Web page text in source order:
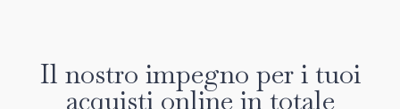
Il nostro impegno per i tuoi
acquisti online in totale